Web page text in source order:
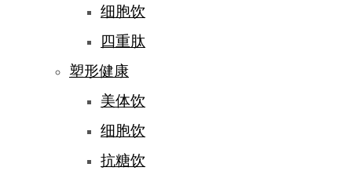
细胞饮
四重肽
塑形健康
美体饮
细胞饮
抗糖饮